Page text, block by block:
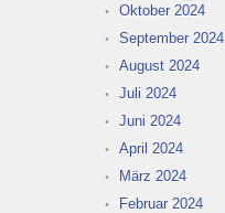
Oktober 2024
September 2024
August 2024
Juli 2024
Juni 2024
April 2024
März 2024
Februar 2024